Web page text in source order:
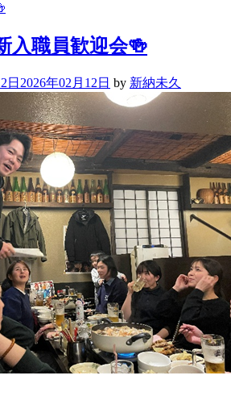
入職員歓迎会🍻
日 2026年02月12日 by 新納未久